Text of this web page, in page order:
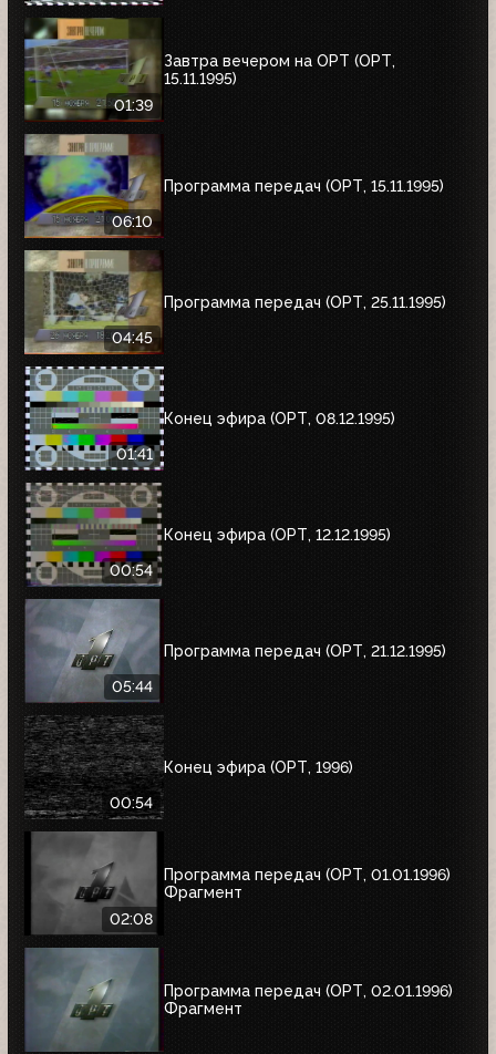
01:39
Завтра вечером на ОРТ (ОРТ,
15.11.1995)
06:10
Программа передач (ОРТ, 15.11.1995)
04:45
Программа передач (ОРТ, 25.11.1995)
01:41
Конец эфира (ОРТ, 08.12.1995)
00:54
Конец эфира (ОРТ, 12.12.1995)
05:44
Программа передач (ОРТ, 21.12.1995)
00:54
Конец эфира (ОРТ, 1996)
02:08
Программа передач (ОРТ, 01.01.1996)
Фрагмент
Программа передач (ОРТ, 02.01.1996)
Фрагмент